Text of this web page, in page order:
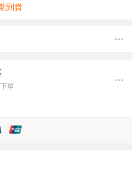
到貨
單